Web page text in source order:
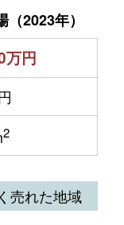
2023年）
万円
2
売れた地域